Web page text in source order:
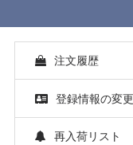
注文履歴
登録情報の変更
再入荷リスト